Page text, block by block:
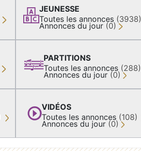
JEUNESSE
Toutes les annonces (3938)
Annonces du jour (0)
PARTITIONS
Toutes les annonces (288)
Annonces du jour (0)
VIDÉOS
Toutes les annonces (108)
Annonces du jour (0)